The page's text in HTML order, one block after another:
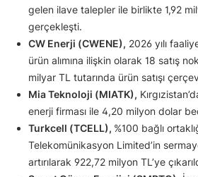
gelen ilave talepler ile birlikte 1,92
gerçekleşti.
CW Enerji (CWENE), 2026 yılı
ürün alımına ilişkin olarak 18 satış
milyar TL tutarında ürün satışı
Mia Teknoloji (MIATK),
enerji firması ile 4,20 milyon dolar
Turkcell (TCELL), %100 bağlı
Telekomünikasyon Limited’in
artırılarak 922,72 milyon TL’ye